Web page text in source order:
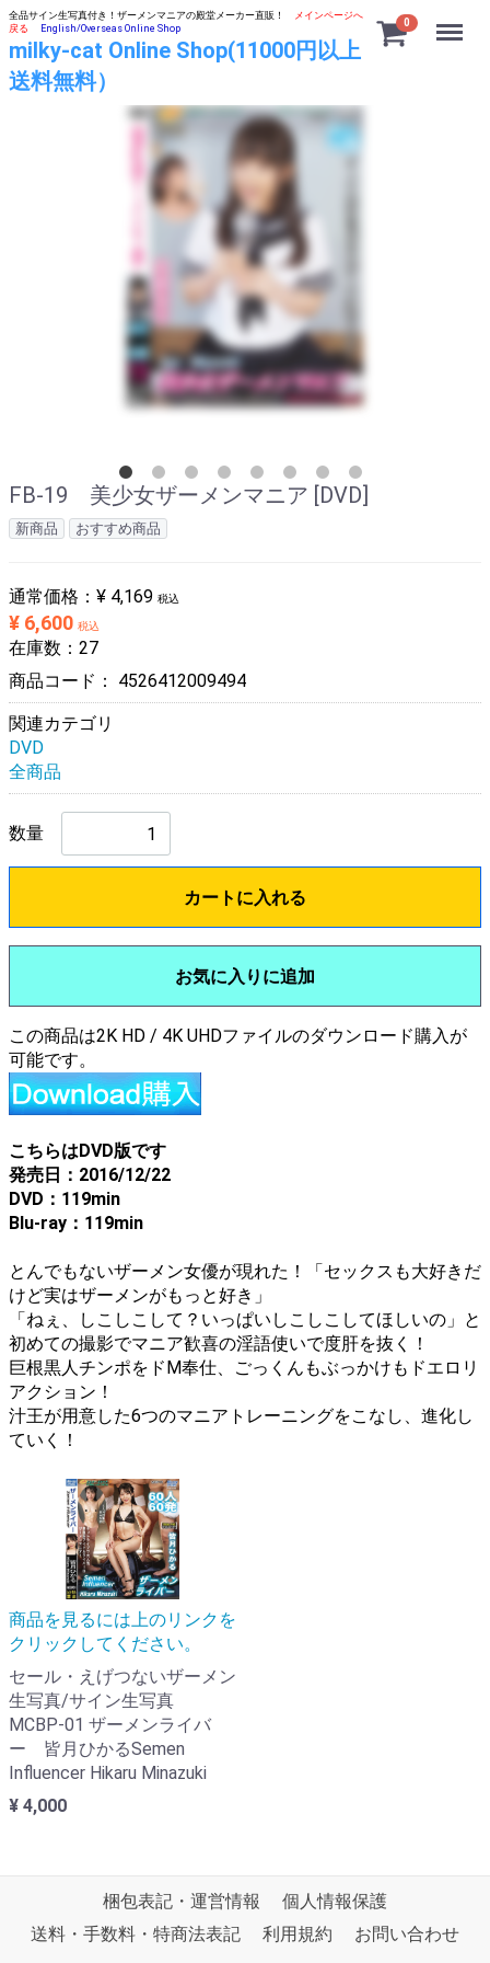
全品サイン生写真付き！ザーメンマニアの殿堂メーカー直販！ メインページへ
戻る
English/Overseas Online Shop
milky-cat Online Shop(11000円以上
送料無料）
0 Menu
FB-19 美少女ザーメンマニア [DVD]
新商品 おすすめ商品
通常価格： ¥ 4,169 税込
¥ 6,600 税込
在庫数：27
商品コード： 4526412009494
関連カテゴリ
DVD
全商品
数量
カートに入れる
お気に入りに追加
この商品は2K HD / 4K UHDファイルのダウンロード購入が
可能です。
こちらはDVD版です
発売日：2016/12/22
DVD：119min
Blu-ray：119min
とんでもないザーメン女優が現れた！「セックスも大好きだ
けど実はザーメンがもっと好き」
「ねぇ、しこしこして？いっぱいしこしこしてほしいの」と
初めての撮影でマニア歓喜の淫語使いで度肝を抜く！
巨根黒人チンポをドM奉仕、ごっくんもぶっかけもドエロリ
アクション！
汁王が用意した6つのマニアトレーニングをこなし、進化し
ていく！
商品を見るには上のリンクを
クリックしてください。
セール・えげつないザーメン
生写真/サイン生写真
MCBP-01 ザーメンライバ
ー 皆月ひかるSemen
Influencer Hikaru Minazuki
¥ 4,000
梱包表記・運営情報
個人情報保護
送料・手数料・特商法表記
利用規約 お問い合わせ